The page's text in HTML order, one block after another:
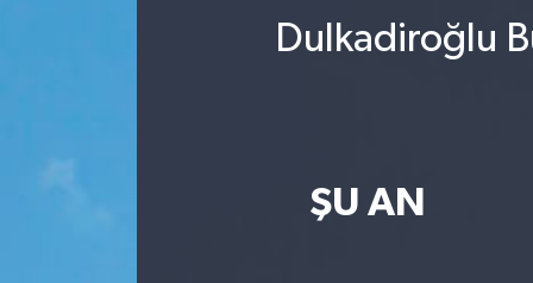
Dulkadiroğlu
ŞU AN